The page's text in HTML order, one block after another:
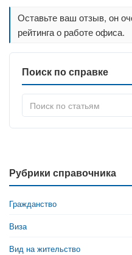
Оставьте ваш отзыв, он
рейтинга о работе офиса.
Поиск по справке
Рубрики справочника
Гражданство
Виза
Вид на жительство